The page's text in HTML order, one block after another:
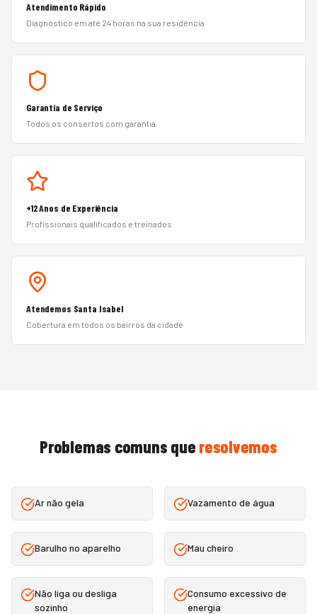
Atendimento Rápido
Diagnóstico em até 24 horas na sua residência
Garantia de Serviço
Todos os consertos com garantia
+12 Anos de Experiência
Profissionais qualificados e treinados
Atendemos Santa Isabel
Cobertura em todos os bairros da cidade
Problemas comuns que resolvemos
Ar não gela Vazamento de água
Barulho no aparelho Mau cheiro
Não liga ou desliga
sozinho
Consumo excessivo de
energia